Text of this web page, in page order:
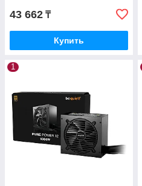
43 662 ₸
Купить
1